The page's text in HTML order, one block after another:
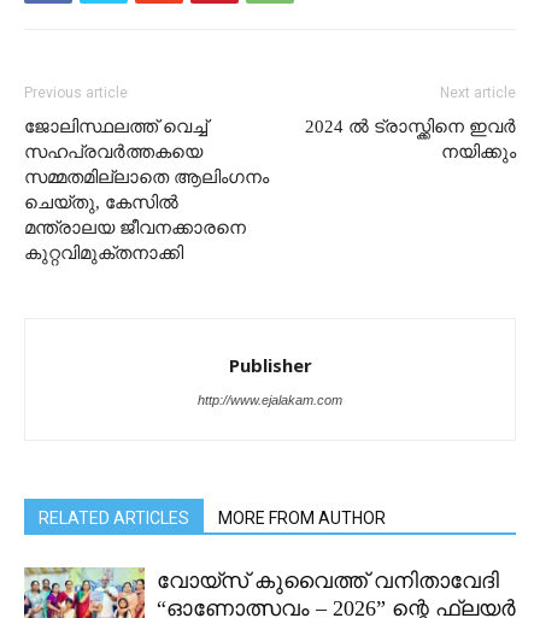
Previous article
ജോലിസ്ഥലത്ത് വെച്ച്
സഹപ്രവർത്തകയെ
സമ്മതമില്ലാതെ ആലിംഗനം
ചെയ്തു, കേസിൽ
മന്ത്രാലയ ജീവനക്കാരനെ
കുറ്റവിമുക്തനാക്കി
Next article
2024 ൽ ട്രാസ്ക്കിനെ ഇവർ
നയിക്കും
Publisher
http://www.ejalakam.com
RELATED ARTICLES MORE FROM AUTHOR
വോയ്സ് കുവൈത്ത് വനിതാവേദി
“ഓണോത്സവം – 2026” ന്റെ ഫ്ലയർ